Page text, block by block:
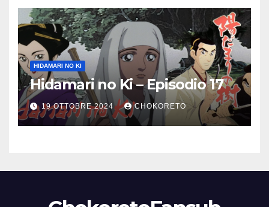
HIDAMARI NO KI
Hidamari no Ki – Episodio 17
19 OTTOBRE 2024 CHOKORETO